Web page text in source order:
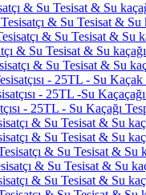
& Su Tesisat & Su
& Su Tesisat & Su
& Su Tesisat & Su
& Su Tesisat & Su
& Su Tesisat & Su
- 25TL - Su
- 25TL -Su
- 25TL - Su Kaçağı
& Su Tesisat & Su
& Su Tesisat & Su
& Su Tesisat & Su
& Su Tesisat & Su
& Su Tesisat & Su